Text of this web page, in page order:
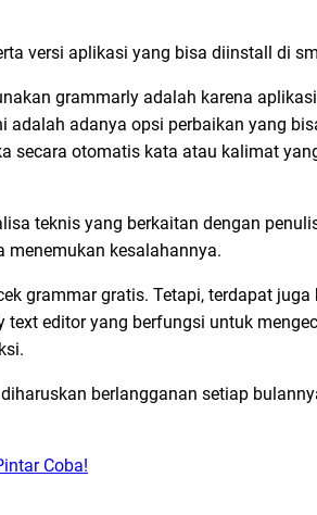
versi aplikasi yang bisa diinstall di
grammarly adalah karena
adalah adanya opsi perbaikan yang
secara otomatis kata atau kalimat
teknis yang berkaitan dengan
kesalahannya.
grammar gratis. Tetapi, terdapat
editor yang berfungsi untuk
berlangganan setiap
Coba!